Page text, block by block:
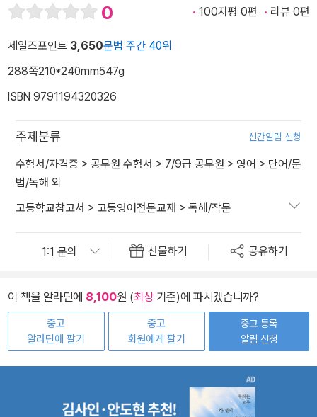
0 100자평 0편 리뷰 0편
세일즈포인트 3,650문법 주간 40위
288쪽210*240mm547g
ISBN 9791194320326
주제분류 신간알림 신청
수험서/자격증 > 공무원 수험서 > 7/9급 공무원 > 영어 > 단어/문
법/독해 외
고등학교참고서 > 고등영어전문교재 > 독해/작문
선물하기 공유하기
이 책을 알라딘에 8,100원 (최상기준)에 파시겠습니까?
중고
알라딘에 팔기
중고
회원에게 팔기
중고 등록
알림 신청